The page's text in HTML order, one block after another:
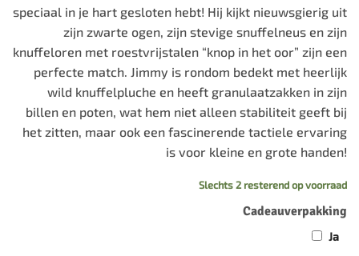
speciaal in je hart gesloten hebt! Hij kijkt nieuwsgierig uit
zijn zwarte ogen, zijn stevige snuffelneus en zijn
knuffeloren met roestvrijstalen “knop in het oor” zijn een
perfecte match. Jimmy is rondom bedekt met heerlijk
wild knuffelpluche en heeft granulaatzakken in zijn
billen en poten, wat hem niet alleen stabiliteit geeft bij
het zitten, maar ook een fascinerende tactiele ervaring
is voor kleine en grote handen!
Slechts 2 resterend op voorraad
Cadeauverpakking
Ja